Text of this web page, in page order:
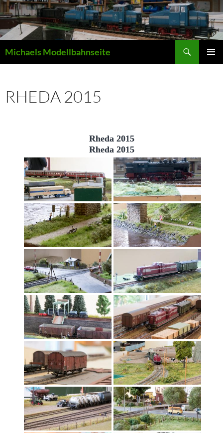
Zum
Inhalt
springen
Michaels Modellbahnseite
RHEDA 2015
Rheda 2015
Rheda 2015